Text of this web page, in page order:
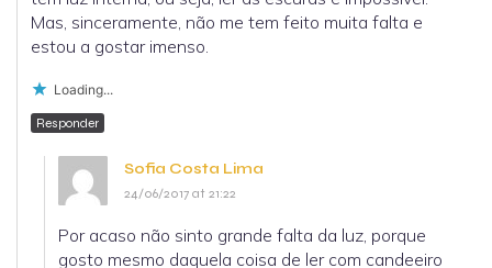
Mas, sinceramente, não me tem feito muita falta e
estou a gostar imenso.
Loading...
Responder
Sofia Costa Lima
24/06/2017 at 21:22
Por acaso não sinto grande falta da luz, porque
gosto mesmo daquela coisa de ler com candeeiro